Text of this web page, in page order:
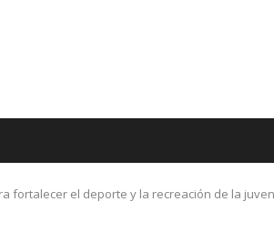
fortalecer el deporte y la recreación de la